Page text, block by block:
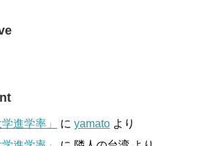
進学率」 に yamato より